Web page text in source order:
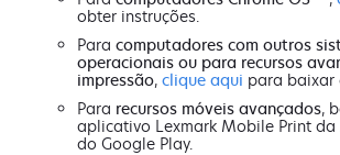
obter instruções.
Para computadores com outros
operacionais ou para recursos
impressão, clique aqui para baixar
Para recursos móveis avançados,
aplicativo Lexmark Mobile Print da
do Google Play.